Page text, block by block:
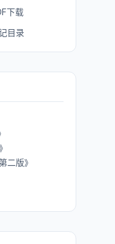
下载
目录
二版》